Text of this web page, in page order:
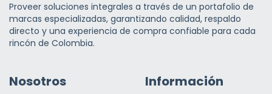
Proveer soluciones integrales a través de un portafolio de
marcas especializadas, garantizando calidad, respaldo
directo y una experiencia de compra confiable para cada
rincón de Colombia.
Nosotros Información